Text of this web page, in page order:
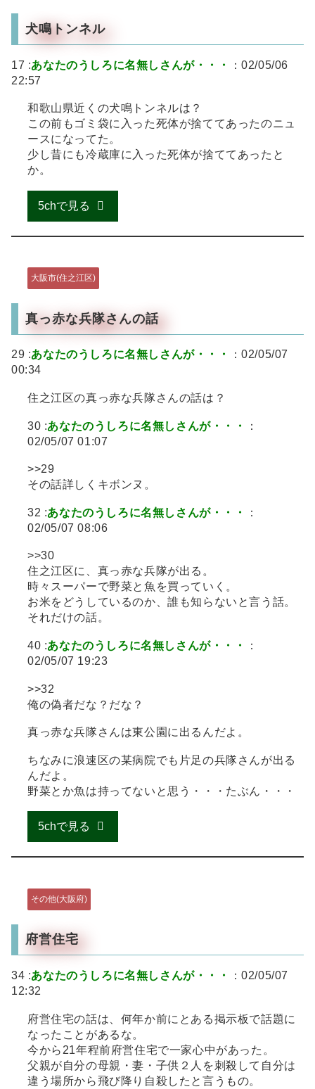
犬鳴トンネル
17 :あなたのうしろに名無しさんが・・・
：02/05/06
22:57
和歌山県近くの犬鳴トンネルは？
この前もゴミ袋に入った死体が捨ててあったのニュ
ースになってた。
少し昔にも冷蔵庫に入った死体が捨ててあったと
か。
5chで見る
大阪市(住之江区)
真っ赤な兵隊さんの話
29 :あなたのうしろに名無しさんが・・・
：02/05/07
00:34
住之江区の真っ赤な兵隊さんの話は？
30 :あなたのうしろに名無しさんが・・・
：
02/05/07 01:07
>>29
その話詳しくキボンヌ。
32 :あなたのうしろに名無しさんが・・・
：
02/05/07 08:06
>>30
住之江区に、真っ赤な兵隊が出る。
時々スーパーで野菜と魚を買っていく。
お米をどうしているのか、誰も知らないと言う話。
それだけの話。
40 :あなたのうしろに名無しさんが・・・
：
02/05/07 19:23
>>32
俺の偽者だな？だな？
真っ赤な兵隊さんは東公園に出るんだよ。
ちなみに浪速区の某病院でも片足の兵隊さんが出る
んだよ。
野菜とか魚は持ってないと思う・・・たぶん・・・
5chで見る
その他(大阪府)
府営住宅
34 :あなたのうしろに名無しさんが・・・
：02/05/07
12:32
府営住宅の話は、何年か前にとある掲示板で話題に
なったことがあるな。
今から21年程前府営住宅で一家心中があった。
父親が自分の母親・妻・子供２人を刺殺して自分は
違う場所から飛び降り自殺したと言うもの。